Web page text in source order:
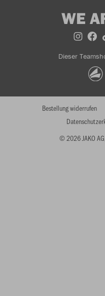
WE
Dieser
© 2026 JAKO
Bestellung widerrufen